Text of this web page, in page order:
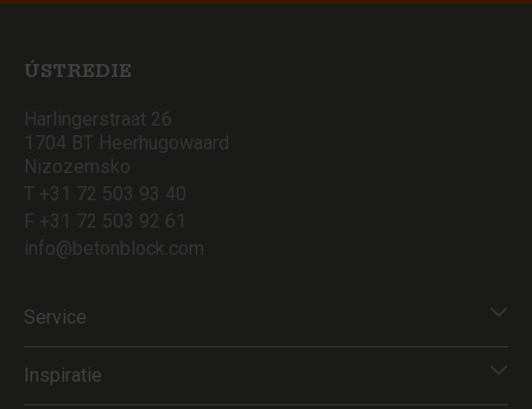
ÚSTREDIE
Harlingerstraat 26
1704 BT Heerhugowaard
Nizozemsko
T +31 72 503 93 40
F +31 72 503 92 61
info@betonblock.com
Service
Inspiratie